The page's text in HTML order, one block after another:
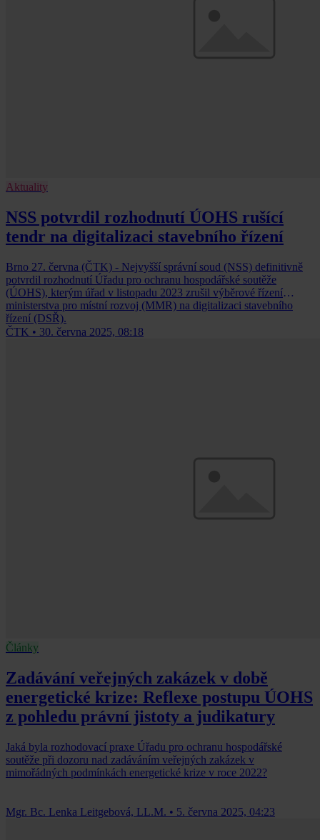
Aktuality
NSS potvrdil rozhodnutí ÚOHS rušící
tendr na digitalizaci stavebního řízení
Brno 27. června (ČTK) - Nejvyšší správní soud (NSS) definitivně
potvrdil rozhodnutí Úřadu pro ochranu hospodářské soutěže
(ÚOHS), kterým úřad v listopadu 2023 zrušil výběrové řízení
ministerstva pro místní rozvoj (MMR) na digitalizaci stavebního
řízení (DSŘ).
ČTK • 30. června 2025, 08:18
Články
Zadávání veřejných zakázek v době
energetické krize: Reflexe postupu ÚOHS
z pohledu právní jistoty a judikatury
Jaká byla rozhodovací praxe Úřadu pro ochranu hospodářské
soutěže při dozoru nad zadáváním veřejných zakázek v
mimořádných podmínkách energetické krize v roce 2022?
Mgr. Bc. Lenka Leitgebová, LL.M. • 5. června 2025, 04:23